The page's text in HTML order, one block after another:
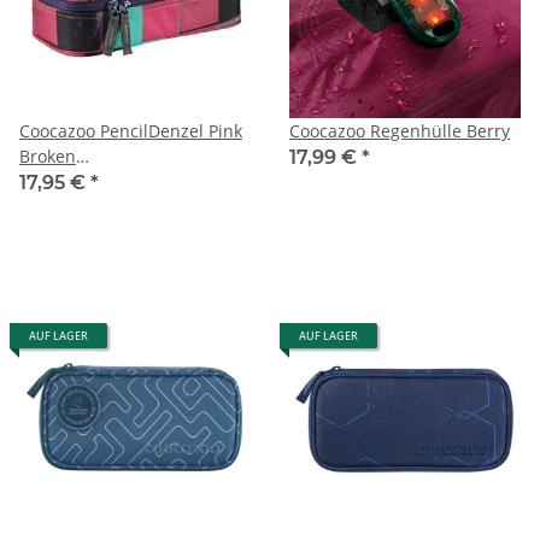
Coocazoo PencilDenzel Pink
Broken
Schlampermäppchen
17,95 € *
Coocazoo Regenhülle Berry
17,99 € *
AUF LAGER AUF LAGER